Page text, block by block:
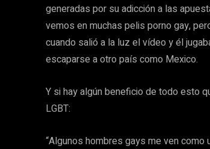
generadas por su adicción a las
vemos en muchas pelis porno gay,
cuando salió a la luz el vídeo y él
escaparse a otro país como Mexico.
Y si hay algún beneficio de todo esto
LGBT:
“Algunos hombres gays me ven